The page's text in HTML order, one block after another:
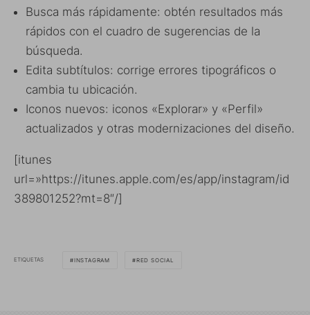
Busca más rápidamente: obtén resultados más
rápidos con el cuadro de sugerencias de la
búsqueda.
Edita subtítulos: corrige errores tipográficos o
cambia tu ubicación.
Iconos nuevos: iconos «Explorar» y «Perfil»
actualizados y otras modernizaciones del diseño.
[itunes
url=»https://itunes.apple.com/es/app/instagram/id
389801252?mt=8″/]
ETIQUETAS INSTAGRAM RED SOCIAL